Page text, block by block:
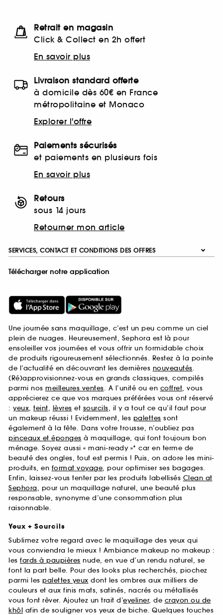
Retrait en magasin
Click & Collect en 2h offert
En savoir plus
Livraison standard offerte
à domicile dès 60€ en France
métropolitaine et Monaco
Explorer l'offre
Paiements sécurisés
et paiements en plusieurs fois
En savoir plus
Retours
sous 14 jours
Retourner mon article
SERVICES, CONTACT ET CONDITIONS DES OFFRES
Télécharger notre application
Une journée sans maquillage, c’est un peu comme un ciel
plein de nuages. Heureusement, Sephora est là pour
ensoleiller vos journées et vous offrir un formidable choix
de produits rigoureusement sélectionnés. Restez à la pointe
de l’actualité en découvrant les dernières nouveautés.
(Ré)approvisionnez-vous en grands classiques, compilés
parmi nos meilleures ventes. A l’unité ou en coffret, vous
apprécierez ce que vos marques préférées vous ont réservé
: yeux, teint, lèvres et sourcils, il y a tout ce qu’il faut pour
un makeup réussi ! Evidemment, les palettes sont
également à la fête. Dans votre trousse, n’oubliez pas
pinceaux et éponges à maquillage, qui font toujours bon
ménage. Soyez aussi « mani-ready »* car en terme de
beauté des ongles, tout est permis ! Puis, on adore les mini-
produits, en format voyage, pour optimiser ses bagages.
Enfin, laissez-vous tenter par les produits labellisés Clean at
Sephora, pour un maquillage naturel, une beauté plus
responsable, synonyme d’une consommation plus
raisonnable.
Yeux + Sourcils
Sublimez votre regard avec le maquillage des yeux qui
vous conviendra le mieux ! Ambiance makeup no makeup :
les fards à paupières nude, en vue d’un rendu naturel, se
font la part belle. Pour des looks plus recherchés, piochez
parmi les palettes yeux dont les ombres aux milliers de
couleurs et aux finis mats, satinés, nacrés ou métallisés
vous font rêver. Ajoutez un trait d’eyeliner, de crayon ou de
khôl afin de souligner vos yeux de biche. Quelques touches